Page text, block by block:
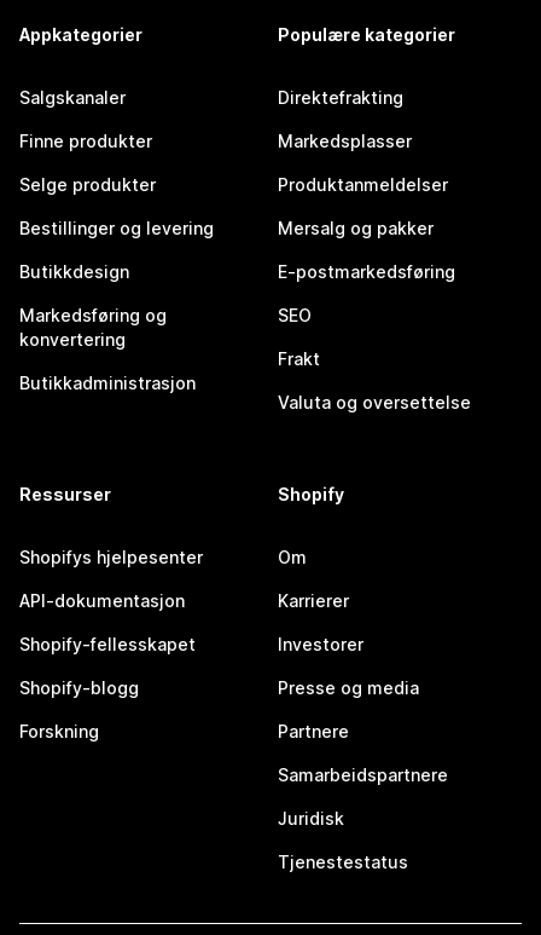
Appkategorier
Salgskanaler
Finne produkter
Selge produkter
Bestillinger og levering
Butikkdesign
Markedsføring og
konvertering
Butikkadministrasjon
Populære kategorier
Direktefrakting
Markedsplasser
Produktanmeldelser
Mersalg og pakker
E-postmarkedsføring
SEO
Frakt
Valuta og oversettelse
Ressurser
Shopifys hjelpesenter
API-dokumentasjon
Shopify-fellesskapet
Shopify-blogg
Forskning
Shopify
Om
Karrierer
Investorer
Presse og media
Partnere
Samarbeidspartnere
Juridisk
Tjenestestatus